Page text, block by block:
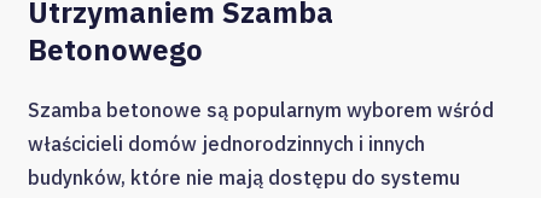
Utrzymaniem Szamba
Betonowego
Szamba betonowe są popularnym wyborem wśród
właścicieli domów jednorodzinnych i innych
budynków, które nie mają dostępu do systemu